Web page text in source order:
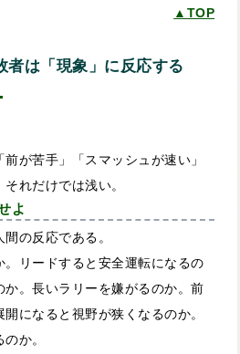
▲TOP
者は「現象」に反応する
が苦手」「スマッシュが速い」
れだけでは浅い。
よ
の反応である。
リードすると安全運転になるの
。長いラリーを嫌がるのか。前
になると視野が狭くなるのか。
か。